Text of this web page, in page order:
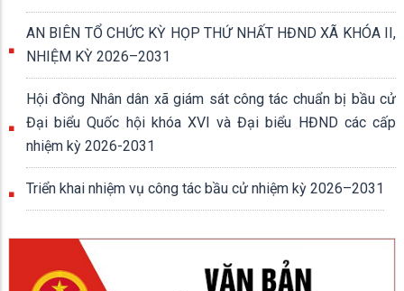
AN BIÊN TỔ CHỨC KỲ HỌP THỨ NHẤT HĐND XÃ KHÓA II,
NHIỆM KỲ 2026–2031
Hội đồng Nhân dân xã giám sát công tác chuẩn bị bầu cử
Đại biểu Quốc hội khóa XVI và Đại biểu HĐND các cấp
nhiệm kỳ 2026-2031
Triển khai nhiệm vụ công tác bầu cử nhiệm kỳ 2026–2031